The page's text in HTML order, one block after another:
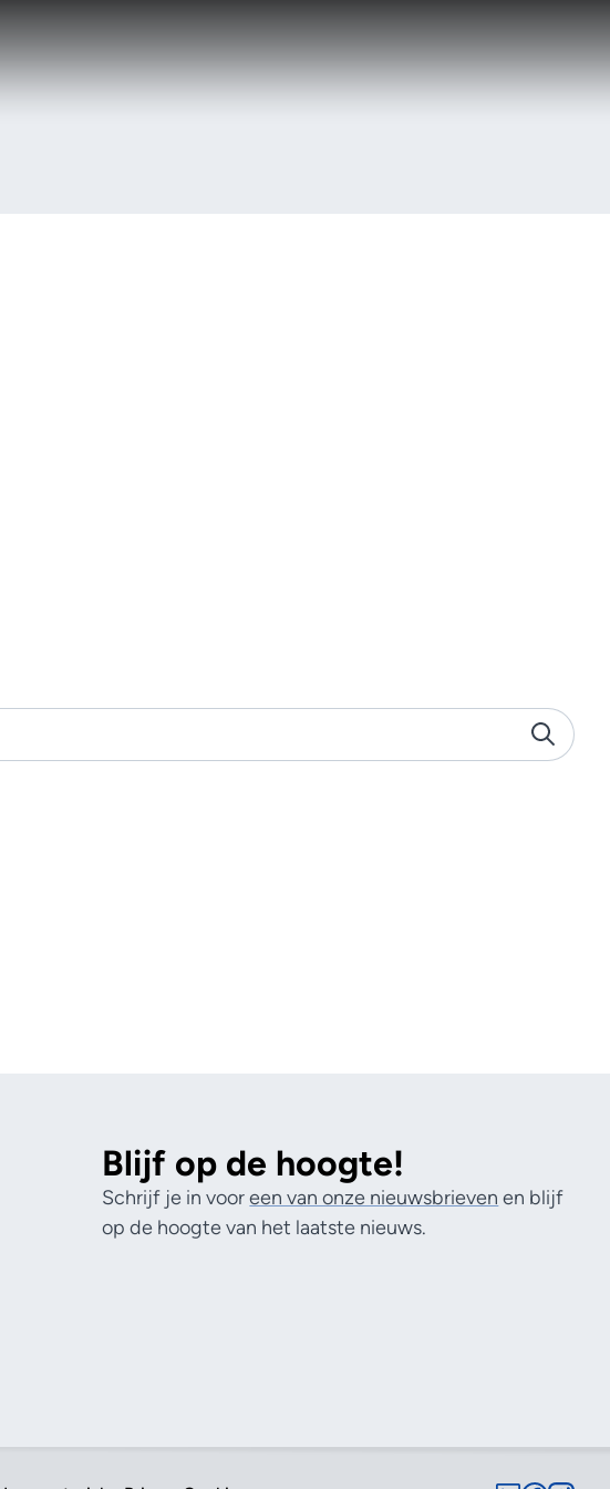
Blijf op de hoogte!
Schrijf je in vooreen van onze nieuwsbrieven en blijf
op de hoogte van het laatste nieuws.